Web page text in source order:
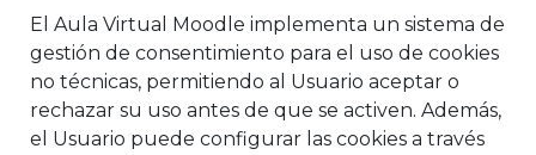
El Aula Virtual Moodle implementa un sistema de
gestión de consentimiento para el uso de cookies
no técnicas, permitiendo al Usuario aceptar o
rechazar su uso antes de que se activen. Además,
el Usuario puede configurar las cookies a través